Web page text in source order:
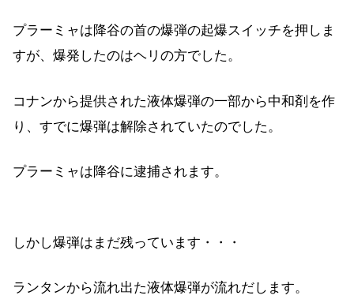
プラーミャは降谷の首の爆弾の起爆スイッチを押しま
すが、爆発したのはヘリの方でした。
コナンから提供された液体爆弾の一部から中和剤を作
り、すでに爆弾は解除されていたのでした。
プラーミャは降谷に逮捕されます。
しかし爆弾はまだ残っています・・・
ランタンから流れ出た液体爆弾が流れだします。